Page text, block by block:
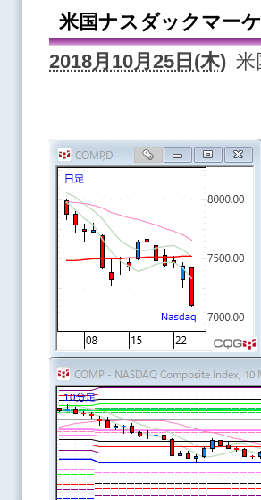
米国ナスダックマーケ
2018月10月25日(木) 米